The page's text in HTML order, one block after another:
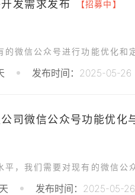
发需求发布 【招募中】
发布时间：2025-05-26
发布时间：2025-05-26